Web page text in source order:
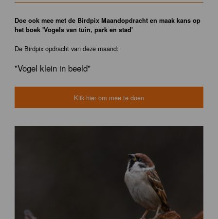
Doe ook mee met de Birdpix Maandopdracht en maak kans op
het boek 'Vogels van tuin, park en stad'
De Birdpix opdracht van deze maand:
"Vogel klein in beeld"
Klik hier om mee te doen